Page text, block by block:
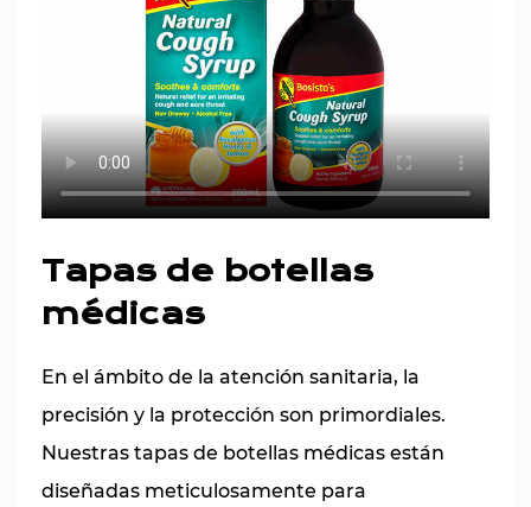
Tapas de botellas
médicas
En el ámbito de la atención sanitaria, la
precisión y la protección son primordiales.
Nuestras tapas de botellas médicas están
diseñadas meticulosamente para